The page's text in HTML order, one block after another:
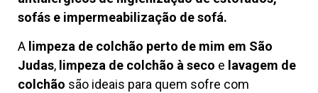
sofás e impermeabilização de sofá.
A limpeza de colchão perto de mim em São
Judas, limpeza de colchão à seco e lavagem de
colchão são ideais para quem sofre com